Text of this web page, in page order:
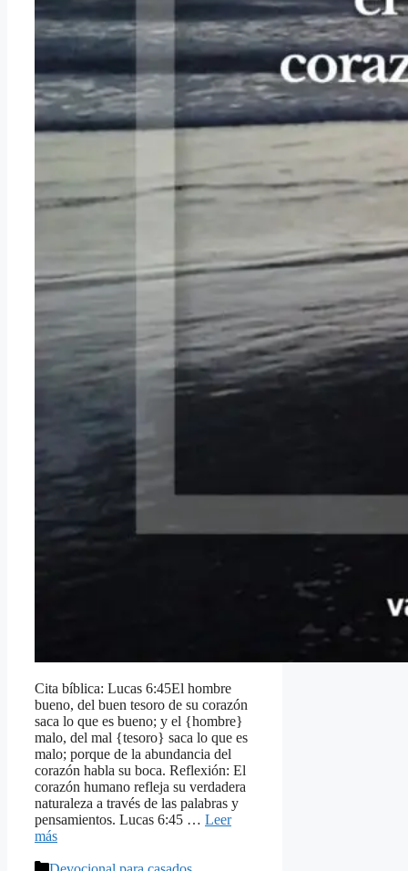
Cita bíblica: Lucas 6:45El hombre
bueno, del buen tesoro de su corazón
saca lo que es bueno; y el {hombre}
malo, del mal {tesoro} saca lo que es
malo; porque de la abundancia del
corazón habla su boca. Reflexión: El
corazón humano refleja su verdadera
naturaleza a través de las palabras y
pensamientos. Lucas 6:45 … Leer
más
Categorías